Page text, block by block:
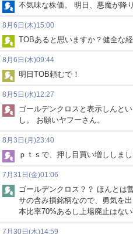
不気味な株価。 明日、悪魔が降
8月6日(木)15:00
TOBあると思いますか？健全な経
8月6日(木)09:44
明日TOB頼むで！
8月5日(水)12:27
ゴールデンクロスと表示しんと
し。 お願いヤフーさん。
8月3日(月)23:40
ｐｔｓで、押し目買い増ししまし
7月31日(金)01:06
ゴールデンクロス？？ ほんとは
サの含み損銘柄なので、勇気を
本比率70%あるし上場廃止はない
7月30日(木)14:59